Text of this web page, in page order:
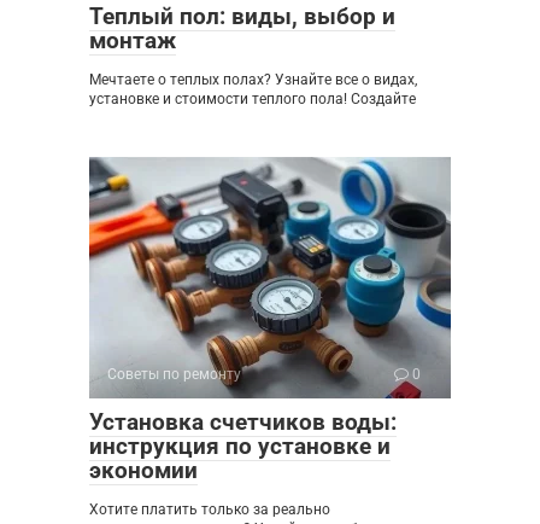
Теплый пол: виды, выбор и
монтаж
Мечтаете о теплых полах? Узнайте все о видах,
установке и стоимости теплого пола! Создайте
Советы по ремонту 0
Установка счетчиков воды:
инструкция по установке и
экономии
Хотите платить только за реально